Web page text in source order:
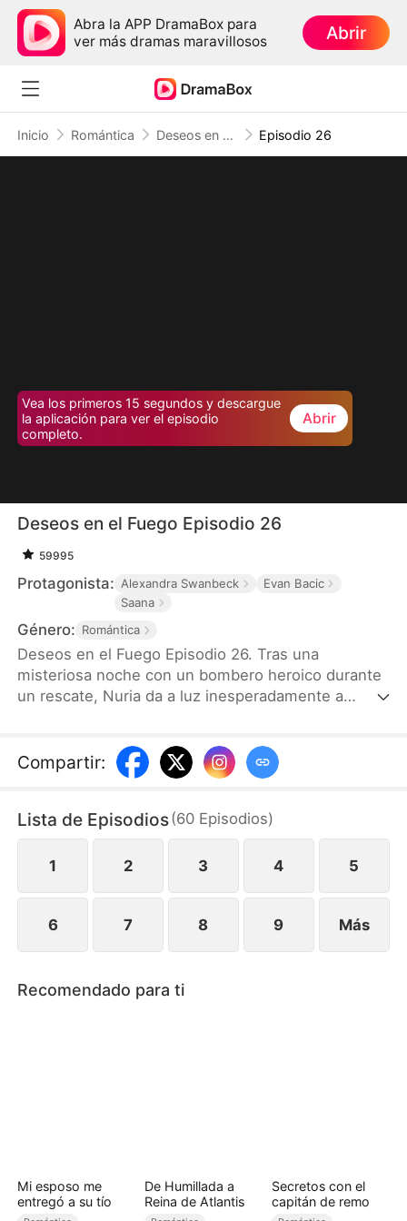
Abra la APP DramaBox para
ver más dramas maravillosos
Abrir
Inicio Romántica Deseos en el Fuego Episodio 26
Vea los primeros 15 segundos y descargue
la aplicación para ver el episodio
completo.
Abrir
Deseos en el Fuego Episodio 26
59995
Protagonista: Alexandra Swanbeck
Evan Bacic
Saana
Género: Romántica
Deseos en el Fuego Episodio 26. Tras una
misteriosa noche con un bombero heroico durante
un rescate, Nuria da a luz inesperadamente a
buenos en la tecnología y traviesos, rastrean a su
padre. Mientras el amor resurge y los enemigos se
resistir la tormenta de pasión y mentiras?
Compartir:
Lista de Episodios(60 Episodios)
1 2 3 4 5
6 7 8 9 Más
Recomendado para ti
Mi esposo me
entregó a su tío
De Humillada a
Reina de Atlantis
Secretos con el
capitán de remo